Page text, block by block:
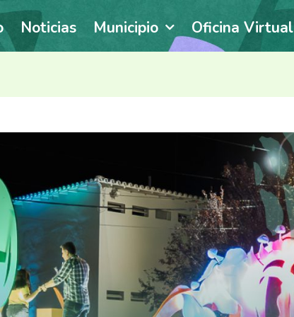
Noticias Municipio Oficina Virtual